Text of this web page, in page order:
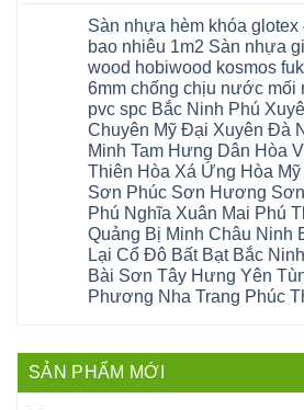
Nam
Định
Sóc
Sơn
Ninh
Bình
Thái
Bình
Vĩnh
Phúc
Tây
Hồ
Thanh
Hóa
Đống
Đa
Nghệ
An
đà
nẵng
thanh
xuân
cầu
giấy
hoành
bồ
long
ninh
giang
hoàng
mai
quảng
ninh
tây
hồ
sơn
tây
thất
mê
nhựa
composite
Phúc
Thọ
Phúc
Lộc
Hát
Môn
Sài
Gòn
Thạch
Thất
Hạ
Bằng
Tây
Phương
tphcm
Hòa
Lạc
Yên
Xuân
Đạo
Đà
Nẵng
nghiệp
tại
Nội
Sửa
nhựa
giả
gỗ
Sửa
mặt
bậc
cầu
thang
nhựa
sửa
cửa
nhựa
composite
Thanh
Nam
Phù
bình
luận
ở
Sửa
sàn
gỗ
bị
hở
tại
Hà
Nội
sàn
gỗ
công
nghiệp
hở
Sửa
sàn
Sửa
mặt
bậc
cầu
Sàn nhựa hèm khóa glotex
bao nhiêu 1m2 Sàn nhựa
wood hobiwood kosmos
6mm chống chịu nước mối
pvc spc Bắc Ninh Phú
Chuyên Mỹ Đại Xuyên Đà
Minh Tam Hưng Dân Hòa
Thiên Hòa Xá Ứng Hòa
Sơn Phúc Sơn Hương
Phú Nghĩa Xuân Mai Phú
Quảng Bị Minh Châu Ninh
Lại Cổ Đô Bất Bạt Bắc
Bài Sơn Tây Hưng Yên
Phương Nha Trang Phúc
luận
ở
SẢN PHẨM MỚI